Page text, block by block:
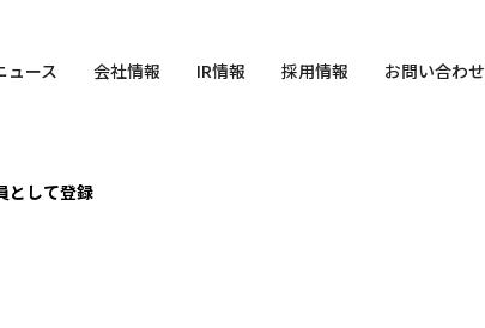
ュース 会社情報 IR情報 採用情報 お問い合わせ
として登録